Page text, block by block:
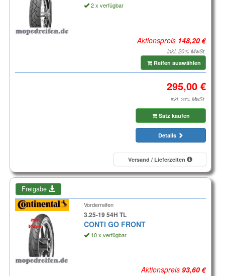
2 x verfügbar
Aktionspreis
inkl. 20% MwSt.
Reifen auswählen
inkl. 20% MwSt.
Satz kaufen
Details
Versand / Lieferzeiten
Freigabe
Vorderreifen
3.25-19 54H TL
CONTI GO FRONT
10 x verfügbar
Aktionspreis